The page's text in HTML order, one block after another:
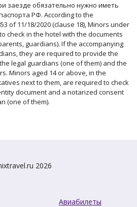
заезде обязательно нужно иметь
РФ. According to the
of 11/18/2020 (clause 18), Minors under
check in the hotel with the documents
guardians). If the accompanying
they are required to provide the
legal guardians (one of them) and the
Minors aged 14 or above, in the
next to them, are required to check
document and a notarized consent
(one of them).
2026
Авиабилеты